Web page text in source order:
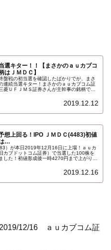
選キター！！【まさかのａｕカブコ
はＪＭＤＣ】
盤戦の初当選を確認したばかりでが、まさ
連続当選キター！まさかのａｕカブコム証
菱ＵＦＪＭＳ証券さんが主幹事の銘柄でな
2019.12.12
想上回る！IPO ＪＭＤＣ(4483)初値
…
）が本日2019年12月16日に上場！ａｕカ
カブドットコム証券）で当選した100株を
した！初値形成後一時4270円まで上がりま
2019.12.16
12/16 ａｕカブコム証